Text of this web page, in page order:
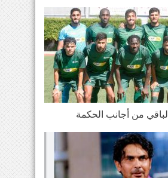
من أجانب الحكمة